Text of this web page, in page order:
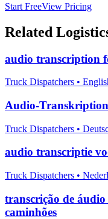
Start FreeView Pricing
Related
audio transcription
Truck Dispatchers •
Audio-
Truck Dispatchers •
audio transcriptie
Truck Dispatchers •
transcrição de áudio
caminhões